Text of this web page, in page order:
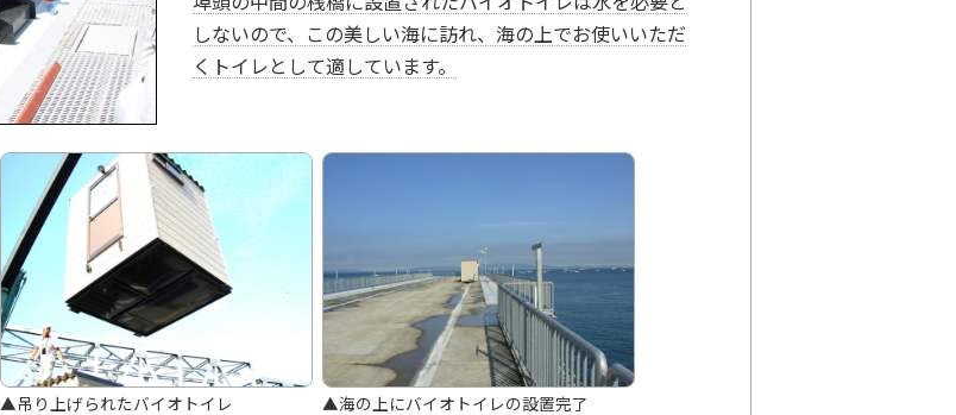
しないので、この美しい海に訪れ、海の上でお使いいただ
くトイレとして適しています。
▲吊り上げられたバイオトイレ ▲海の上にバイオトイレの設置完了